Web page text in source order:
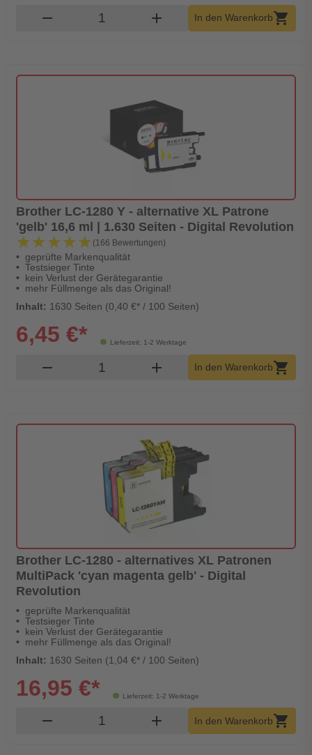
remove Produkt Warenkorb Menge
add In den Warenkorbshopping_cart
Brother LC-1280 Y - alternative XL Patrone
'gelb' 16,6 ml | 1.630 Seiten - Digital Revolution
★★★★★
★★★★★ (166 Bewertungen)
geprüfte Markenqualität
Testsieger Tinte
kein Verlust der Gerätegarantie
mehr Füllmenge als das Original!
Inhalt: 1630 Seiten (0,40 €* / 100 Seiten)
Lieferzeit: 1-2 Werktage
6,45 €*
remove Produkt Warenkorb Menge
add In den Warenkorbshopping_cart
Brother LC-1280 - alternatives XL Patronen
MultiPack 'cyan magenta gelb' - Digital
Revolution
geprüfte Markenqualität
Testsieger Tinte
kein Verlust der Gerätegarantie
mehr Füllmenge als das Original!
Inhalt: 1630 Seiten (1,04 €* / 100 Seiten)
Lieferzeit: 1-2 Werktage
16,95 €*
remove Produkt Warenkorb Menge
add In den Warenkorbshopping_cart